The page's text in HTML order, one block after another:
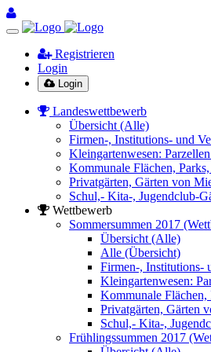
Registrieren
Login
Login
Landeswettbewerb
Übersicht (Alle)
Firmen-, Institutions- und
Kleingartenwesen:
Kommunale Flächen,
Privatgärten, Gärten von
Schul,- Kita-, Jugendclub-
Wettbewerb
Sommersummen 2017
Übersicht (Alle)
Alle (Übersicht)
Firmen-, Institutions-
Kleingartenwesen:
Kommunale Flächen,
Privatgärten, Gärten
Schul,- Kita-,
Frühlingssummen 2017